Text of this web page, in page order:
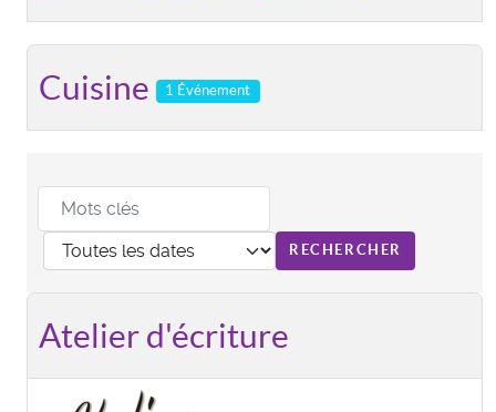
Cuisine 1 Événement
Atelier d'écriture